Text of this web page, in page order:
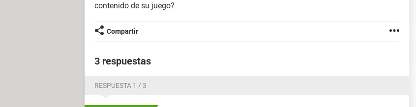
contenido de su juego?
Compartir
3 respuestas
RESPUESTA 1 / 3